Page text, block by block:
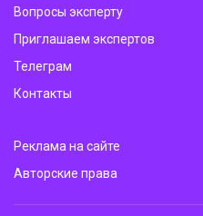
Вопросы эксперту
Приглашаем экспертов
Телеграм
Контакты
Реклама на сайте
Авторские права